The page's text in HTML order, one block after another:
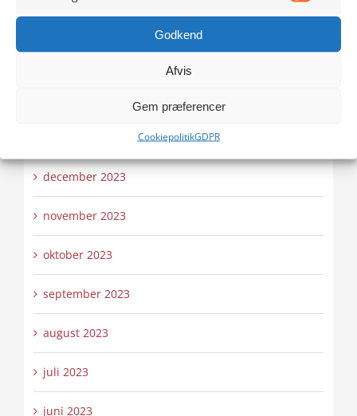
Godkend
Afvis
Gem præferencer
CookiepolitikGDPR
april 2024
december 2023
november 2023
oktober 2023
september 2023
august 2023
juli 2023
juni 2023